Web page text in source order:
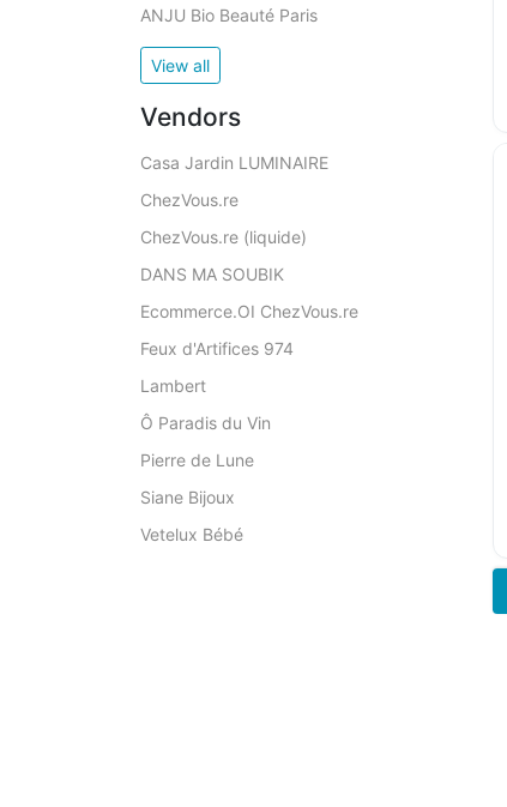
ANJU Bio Beauté Paris
View all
Vendors
Casa Jardin LUMINAIRE
ChezVous.re
ChezVous.re (liquide)
DANS MA SOUBIK
Ecommerce.OI ChezVous.re
Feux d'Artifices 974
Lambert
Ô Paradis du Vin
Pierre de Lune
Siane Bijoux
Vetelux Bébé